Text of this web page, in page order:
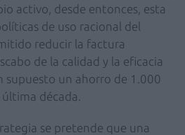
activo, desde entonces, esta
de uso racional del
reducir la factura
de la calidad y la eficacia
supuesto un ahorro de 1.000
década.
se pretende que una